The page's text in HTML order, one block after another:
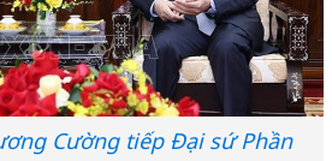
Cường tiếp Đại sứ Phần